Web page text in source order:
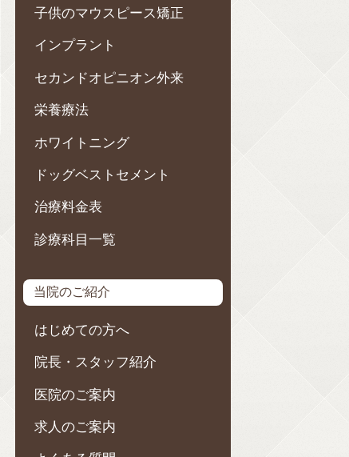
子供のマウスピース矯正
インプラント
セカンドオピニオン外来
栄養療法
ホワイトニング
ドッグベストセメント
治療料金表
診療科目一覧
当院のご紹介
はじめての方へ
院長・スタッフ紹介
医院のご案内
求人のご案内